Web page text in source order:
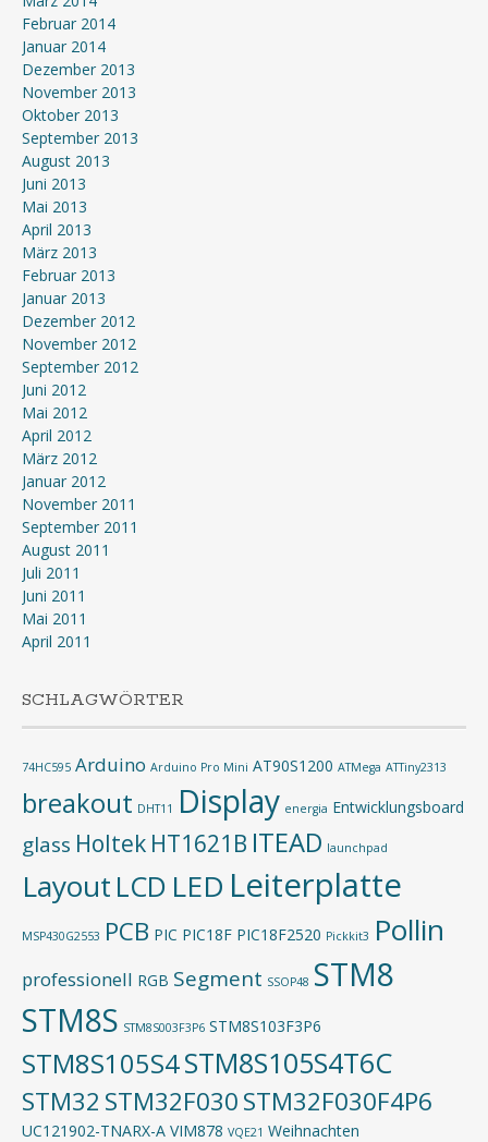
Februar 2014
Januar 2014
Dezember 2013
November 2013
Oktober 2013
September 2013
August 2013
Juni 2013
Mai 2013
April 2013
März 2013
Februar 2013
Januar 2013
Dezember 2012
November 2012
September 2012
Juni 2012
Mai 2012
April 2012
März 2012
Januar 2012
November 2011
September 2011
August 2011
Juli 2011
Juni 2011
Mai 2011
April 2011
SCHLAGWÖRTER
74HC595 Arduino Arduino Pro Mini AT90S1200 ATMega ATTiny2313
breakout DHT11 Display energia Entwicklungsboard
glass Holtek HT1621B ITEAD launchpad
Layout LCD LED Leiterplatte
MSP430G2553 PCB PIC PIC18F PIC18F2520 Pickkit3 Pollin
professionell RGB Segment SSOP48 STM8
STM8S STM8S003F3P6 STM8S103F3P6
STM8S105S4STM8S105S4T6C
STM32 STM32F030STM32F030F4P6
UC121902-TNARX-A VIM878 VQE21 Weihnachten